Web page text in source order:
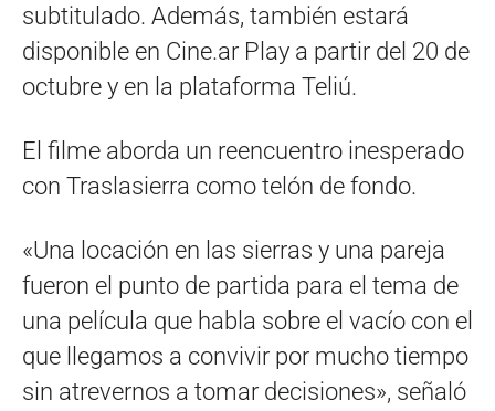
subtitulado. Además, también estará
disponible en Cine.ar Play a partir del 20 de
octubre y en la plataforma Teliú.
El filme aborda un reencuentro inesperado
con Traslasierra como telón de fondo.
«Una locación en las sierras y una pareja
fueron el punto de partida para el tema de
una película que habla sobre el vacío con el
que llegamos a convivir por mucho tiempo
sin atrevernos a tomar decisiones», señaló